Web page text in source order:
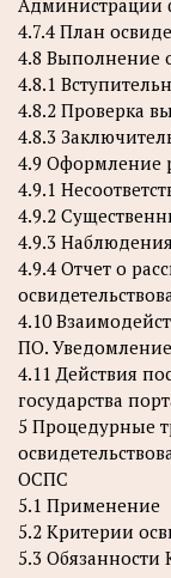
Администрации
4.7.4 План
4.8 Выполнение
4.8.1
4.8.2 Проверка
4.8.3
4.9 Оформление
4.9.1
4.9.2
4.9.3 Наблюдения
4.9.4 Отчет о
4.10
ПО.
4.11 Действия
государства
5 Процедурные
ОСПС
5.1 Применение
5.2 Критерии
5.3